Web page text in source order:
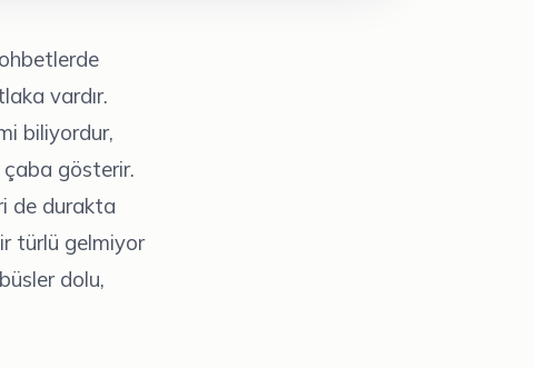
vardır.
biliyordur,
çaba gösterir.
de durakta
türlü gelmiyor
dolu,